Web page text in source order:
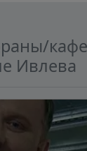
Ивлева